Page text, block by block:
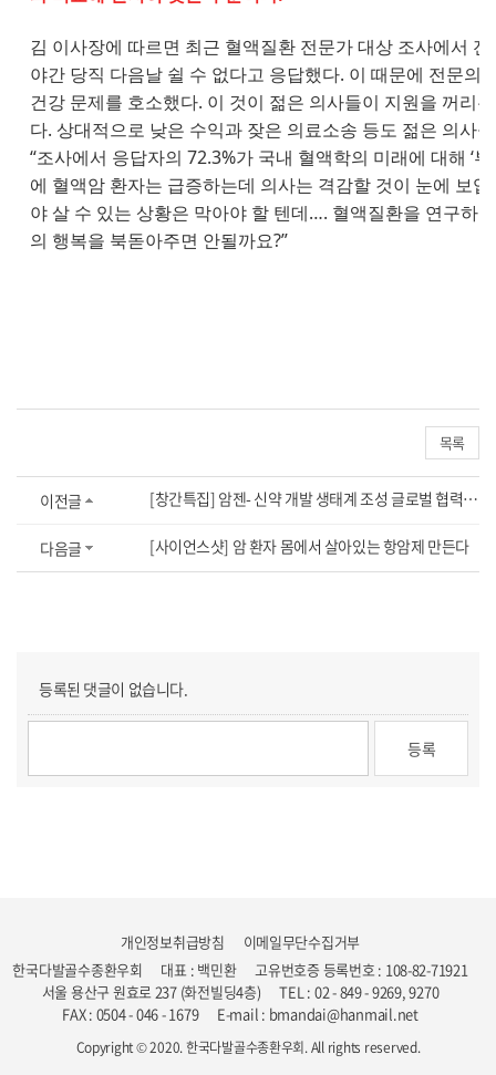
김 이사장에 따르면 최근 혈액질환 전문가 대상 조사에서
야간 당직 다음날 쉴 수 없다고 응답했다. 이 때문에 전문의
건강 문제를 호소했다. 이 것이 젊은 의사들이 지원을 꺼리
다. 상대적으로 낮은 수익과 잦은 의료소송 등도 젊은 의사
“조사에서 응답자의 72.3%가 국내 혈액학의 미래에 대해 ‘
에 혈액암 환자는 급증하는데 의사는 격감할 것이 눈에 보
야 살 수 있는 상황은 막아야 할 텐데…. 혈액질환을 연구하
의 행복을 북돋아주면 안될까요?”
목록
이전글 [창간특집] 암젠- 신약 개발 생태계 조성 글로벌 협력 강화
다음글 [사이언스샷] 암 환자 몸에서 살아있는 항암제 만든다
등록된 댓글이 없습니다.
개인정보취급방침
이메일무단수집거부
한국다발골수종환우회
대표 : 백민환
고유번호증 등록번호 : 108-82-71921
서울 용산구 원효로 237 (화전빌딩4층)
TEL : 02 - 849 - 9269, 9270
FAX : 0504 - 046 - 1679
E-mail : bmandai@hanmail.net
Copyright © 2020. 한국다발골수종환우회. All rights reserved.